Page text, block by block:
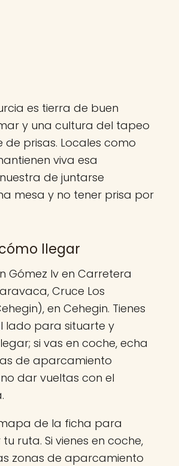
es tierra de buen
y una cultura del tapeo
de prisas. Locales como
viva esa
de juntarse
mesa y no tener prisa por
llegar
Gómez Iv en Carretera
Cruce Los
en Cehegin. Tienes
lado para situarte y
si vas en coche, echa
de aparcamiento
dar vueltas con el
de la ficha para
ruta. Si vienes en coche,
zonas de aparcamiento